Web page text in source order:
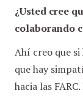
¿Usted cree
colaborando
Ahí creo que si
que hay
hacia las